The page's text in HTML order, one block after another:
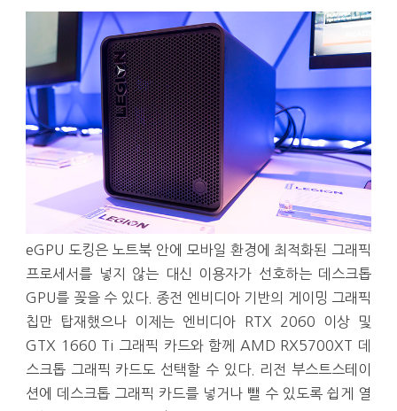
eGPU 도킹은 노트북 안에 모바일 환경에 최적화된 그래픽
프로세서를 넣지 않는 대신 이용자가 선호하는 데스크톱
GPU를 꽂을 수 있다. 종전 엔비디아 기반의 게이밍 그래픽
칩만 탑재했으나 이제는 엔비디아 RTX 2060 이상 및
GTX 1660 Ti 그래픽 카드와 함께 AMD RX5700XT 데
스크톱 그래픽 카드도 선택할 수 있다. 리전 부스트스테이
션에 데스크톱 그래픽 카드를 넣거나 뺄 수 있도록 쉽게 열